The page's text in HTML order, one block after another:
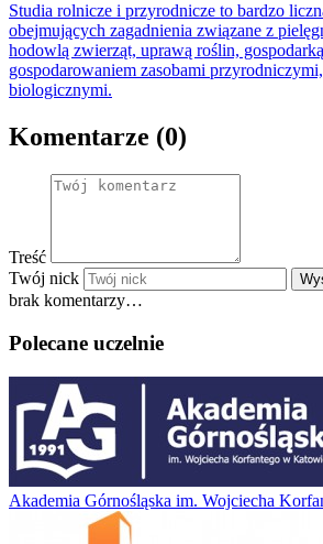
Studia rolnicze i przyrodnicze to bardzo
obejmujących zagadnienia związane z
hodowlą zwierząt, uprawą roślin,
gospodarowaniem zasobami
biologicznymi.
Komentarze (0)
Treść
Twój nick
brak komentarzy…
Polecane uczelnie
Akademia Górnośląska im. Wojciecha